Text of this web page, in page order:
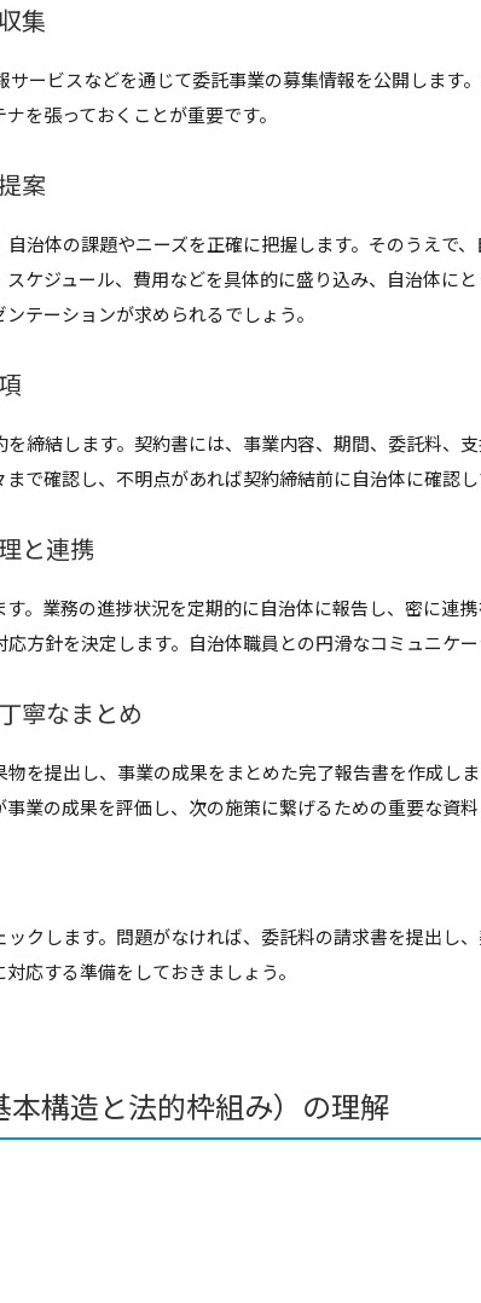
集
ービスなどを通じて委託事業の募集情報を公開しま
を張っておくことが重要です。
案
治体の課題やニーズを正確に把握します。そのうえで
ケジュール、費用などを具体的に盛り込み、自治体に
テーションが求められるでしょう。
締結します。契約書には、事業内容、期間、委託料、
で確認し、不明点があれば契約締結前に自治体に確認し
と連携
。業務の進捗状況を定期的に自治体に報告し、密に連
方針を決定します。自治体職員との円滑なコミュニケー
寧なまとめ
を提出し、事業の成果をまとめた完了報告書を作成し
業の成果を評価し、次の施策に繋げるための重要な資料
クします。問題がなければ、委託料の請求書を提出し
応する準備をしておきましょう。
構造と法的枠組み）の理解